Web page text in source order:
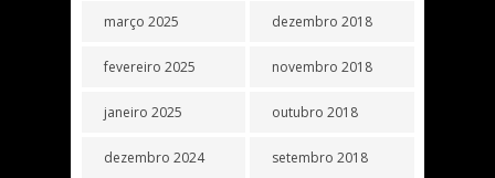
março 2025
fevereiro 2025
janeiro 2025
dezembro 2024
dezembro 2018
novembro 2018
outubro 2018
setembro 2018